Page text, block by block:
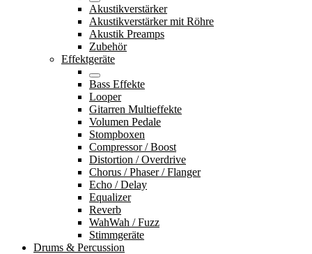
Akustikverstärker
Akustikverstärker mit Röhre
Akustik Preamps
Zubehör
Effektgeräte
Bass Effekte
Looper
Gitarren Multieffekte
Volumen Pedale
Stompboxen
Compressor / Boost
Distortion / Overdrive
Chorus / Phaser / Flanger
Echo / Delay
Equalizer
Reverb
WahWah / Fuzz
Stimmgeräte
Drums & Percussion